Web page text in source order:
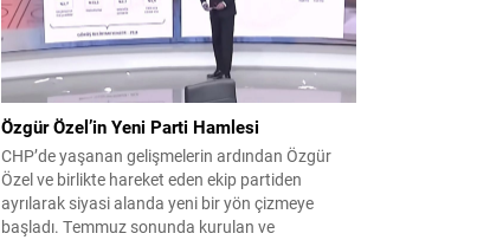
Özgür Özel’in Yeni Parti Hamlesi
CHP’de yaşanan gelişmelerin ardından Özgür
Özel ve birlikte hareket eden ekip partiden
ayrılarak siyasi alanda yeni bir yön çizmeye
başladı. Temmuz sonunda kurulan ve